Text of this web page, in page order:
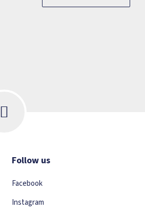
Follow us
Facebook
Instagram